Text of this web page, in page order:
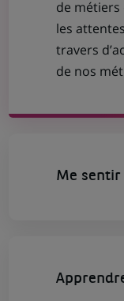
de métiers
les
travers
de nos
Me sentir